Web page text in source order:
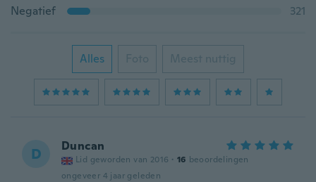
Negatief
321
Alles Foto Meest nuttig
D Duncan
Lid geworden van 2016 · 16 beoordelingen
ongeveer 4 jaar geleden